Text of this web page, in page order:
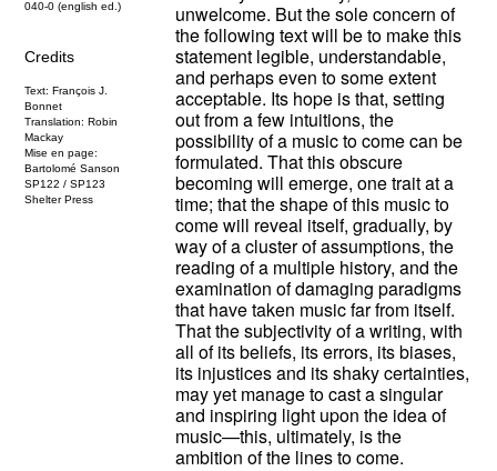
040-0 (english ed.)
Credits
Text: François J.
Bonnet
Translation: Robin
Mackay
Mise en page:
Bartolomé Sanson
SP122 / SP123
Shelter Press
unwelcome. But the sole concern of
the following text will be to make this
statement legible, understandable,
and perhaps even to some extent
acceptable. Its hope is that, setting
out from a few intuitions, the
possibility of a music to come can be
formulated. That this obscure
becoming will emerge, one trait at a
time; that the shape of this music to
come will reveal itself, gradually, by
way of a cluster of assumptions, the
reading of a multiple history, and the
examination of damaging paradigms
that have taken music far from itself.
That the subjectivity of a writing, with
all of its beliefs, its errors, its biases,
its injustices and its shaky certainties,
may yet manage to cast a singular
and inspiring light upon the idea of
music—this, ultimately, is the
ambition of the lines to come.